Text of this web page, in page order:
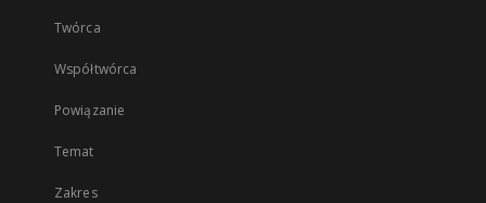
Twórca
Współtwórca
Powiązanie
Temat
Zakres